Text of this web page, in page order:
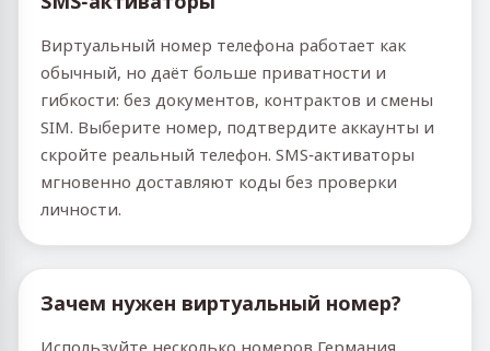
Виртуальный номер телефона работает как
обычный, но даёт больше приватности и
гибкости: без документов, контрактов и смены
SIM. Выберите номер, подтвердите аккаунты и
скройте реальный телефон. SMS‑активаторы
мгновенно доставляют коды без проверки
личности.
Зачем нужен виртуальный номер?
Используйте несколько номеров Германия,